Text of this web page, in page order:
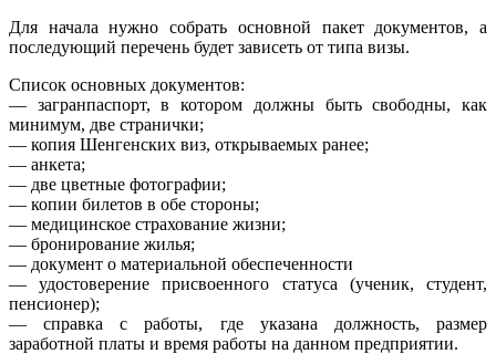
Для начала нужно собрать основной пакет документов, а
последующий перечень будет зависеть от типа визы.
Список основных документов:
— загранпаспорт, в котором должны быть свободны, как
минимум, две странички;
— копия Шенгенских виз, открываемых ранее;
— анкета;
— две цветные фотографии;
— копии билетов в обе стороны;
— медицинское страхование жизни;
— бронирование жилья;
— документ о материальной обеспеченности
— удостоверение присвоенного статуса (ученик, студент,
пенсионер);
— справка с работы, где указана должность, размер
заработной платы и время работы на данном предприятии.